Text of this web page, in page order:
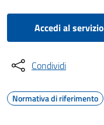
Accedi al servizio
Condividi
Normativa di riferimento